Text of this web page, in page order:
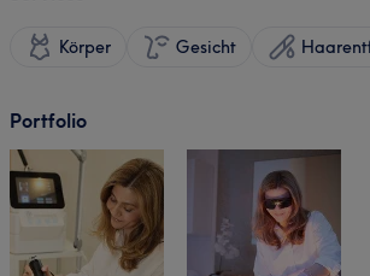
Körper Gesicht
Portfolio